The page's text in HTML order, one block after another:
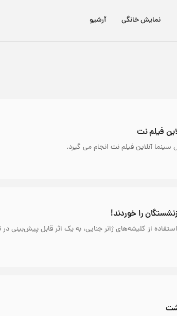
نمایش خانگی آرشیو
فیلم نت
آنلاین فیلم نت انجام می گیرد.
را خوردند!
از کلیشه‌های ژانر جنایی، به یک اثر قابل پیش‌بینی در